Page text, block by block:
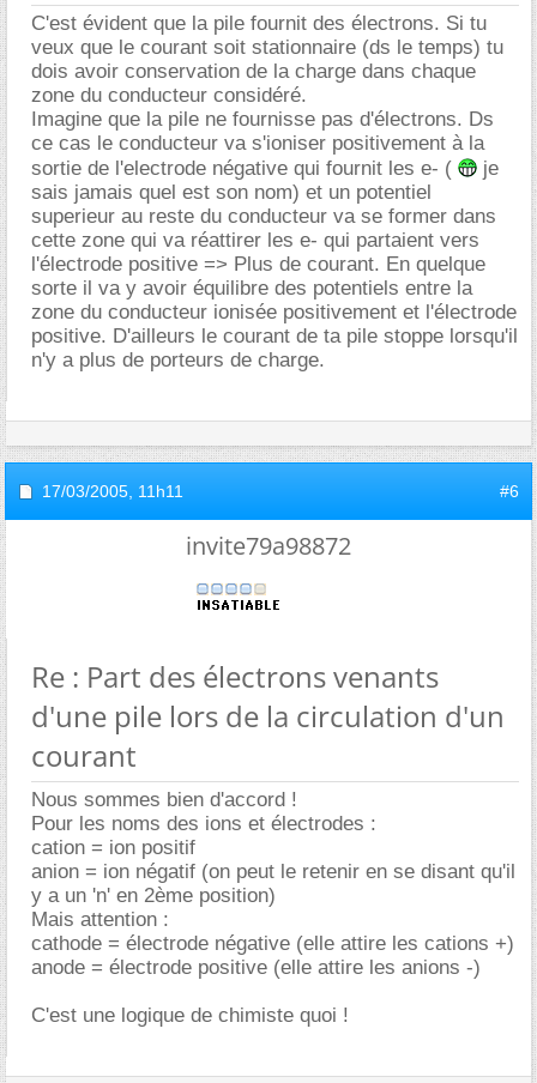
C'est évident que la pile fournit des électrons. Si tu
veux que le courant soit stationnaire (ds le temps) tu
dois avoir conservation de la charge dans chaque
zone du conducteur considéré.
Imagine que la pile ne fournisse pas d'électrons. Ds
ce cas le conducteur va s'ioniser positivement à la
sortie de l'electrode négative qui fournit les e- (
je
sais jamais quel est son nom) et un potentiel
superieur au reste du conducteur va se former dans
cette zone qui va réattirer les e- qui partaient vers
l'électrode positive => Plus de courant. En quelque
sorte il va y avoir équilibre des potentiels entre la
zone du conducteur ionisée positivement et l'électrode
positive. D'ailleurs le courant de ta pile stoppe lorsqu'il
n'y a plus de porteurs de charge.
17/03/2005, 11h11 #6
invite79a98872
Re : Part des électrons venants
d'une pile lors de la circulation d'un
courant
Nous sommes bien d'accord !
Pour les noms des ions et électrodes :
cation = ion positif
anion = ion négatif (on peut le retenir en se disant qu'il
y a un 'n' en 2ème position)
Mais attention :
cathode = électrode négative (elle attire les cations +)
anode = électrode positive (elle attire les anions -)
C'est une logique de chimiste quoi !